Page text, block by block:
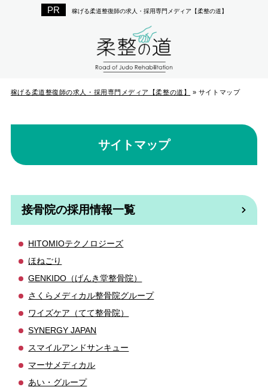
稼げる柔道整復師の求人・採用専門メディア【柔整の道】
稼げる柔道整復師の求人・採用専門メディア【柔整の道】 » サイトマップ
サイトマップ
接骨院の採用情報一覧
HITOMIOテクノロジーズ
ほねごり
GENKIDO（げんき堂整骨院）
さくらメディカル整骨院グループ
ワイズケア（てて整骨院）
SYNERGY JAPAN
スマイルアンドサンキュー
マーサメディカル
あい・グループ